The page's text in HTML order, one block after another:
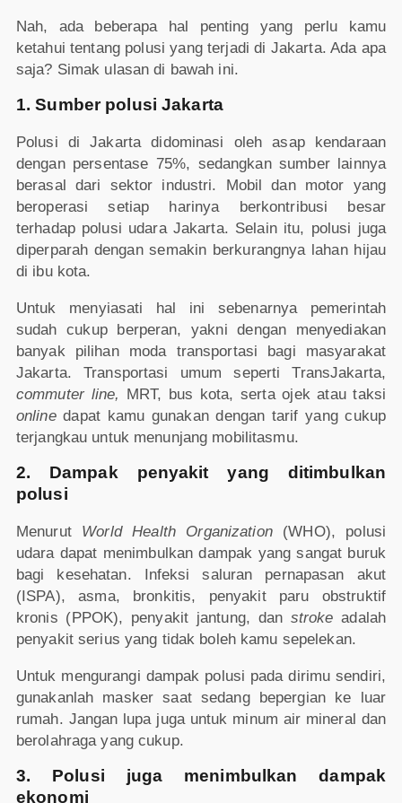
Nah, ada beberapa hal penting yang perlu kamu
ketahui tentang polusi yang terjadi di Jakarta. Ada apa
saja? Simak ulasan di bawah ini.
1. Sumber polusi Jakarta
Polusi di Jakarta didominasi oleh asap kendaraan
dengan persentase 75%, sedangkan sumber lainnya
berasal dari sektor industri. Mobil dan motor yang
beroperasi setiap harinya berkontribusi besar
terhadap polusi udara Jakarta. Selain itu, polusi juga
diperparah dengan semakin berkurangnya lahan hijau
di ibu kota.
Untuk menyiasati hal ini sebenarnya pemerintah
sudah cukup berperan, yakni dengan menyediakan
banyak pilihan moda transportasi bagi masyarakat
Jakarta. Transportasi umum seperti TransJakarta,
commuter line, MRT, bus kota, serta ojek atau taksi
onlinedapat kamu gunakan dengan tarif yang cukup
terjangkau untuk menunjang mobilitasmu.
2. Dampak penyakit yang ditimbulkan
polusi
Menurut World Health Organization (WHO), polusi
udara dapat menimbulkan dampak yang sangat buruk
bagi kesehatan. Infeksi saluran pernapasan akut
(ISPA), asma, bronkitis, penyakit paru obstruktif
kronis (PPOK), penyakit jantung, dan stroke adalah
penyakit serius yang tidak boleh kamu sepelekan.
Untuk mengurangi dampak polusi pada dirimu sendiri,
gunakanlah masker saat sedang bepergian ke luar
rumah. Jangan lupa juga untuk minum air mineral dan
berolahraga yang cukup.
3. Polusi juga menimbulkan dampak
ekonomi